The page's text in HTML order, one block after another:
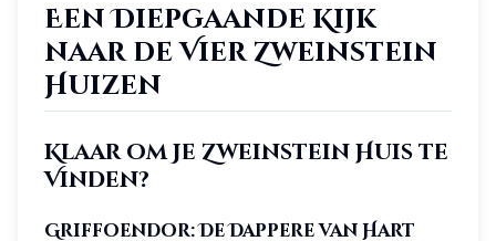
Een Diepgaande Kijk
naar de Vier Zweinstein
Huizen
Klaar om Je Zweinstein Huis te
Vinden?
Griffoendor: De Dappere van Hart